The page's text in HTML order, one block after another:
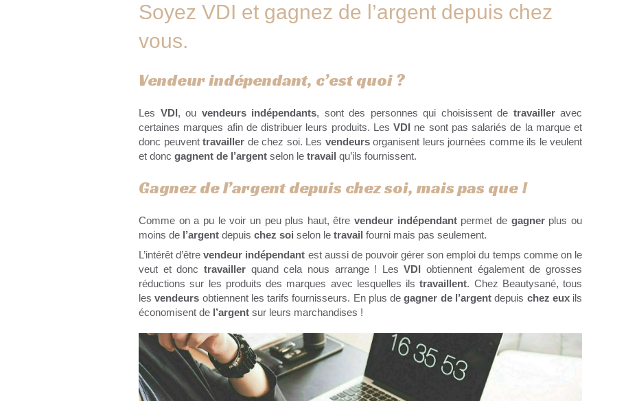
Soyez VDI et gagnez de l’argent depuis chez
vous.
Vendeur indépendant, c’est quoi ?
Les VDI, ou vendeurs indépendants, sont des personnes qui choisissent de travailleravec
certaines marques afin de distribuer leurs produits. Les VDI ne sont pas salariés de la marque et
donc peuvent travailler de chez soi. Les vendeursorganisent leurs journées comme ils le veulent
et donc gagnent de l’argent selon le travail qu’ils fournissent.
Gagnez de l’argent depuis chez soi, mais pas que !
Comme on a pu le voir un peu plus haut, êtrevendeur indépendantpermet de gagnerplus ou
moins de l’argent depuis chez soi selon le travail fourni mais pas seulement.
L’intérêt d’êtrevendeur indépendant est aussi de pouvoir gérer son emploi du temps comme on le
veut et donc travaillerquand cela nous arrange ! LesVDI obtiennent également de grosses
réductions sur les produits des marques avec lesquelles ilstravaillent. Chez Beautysané, tous
lesvendeurs obtiennent les tarifs fournisseurs. En plus degagner de l’argentdepuis chez euxils
économisent de l’argent sur leurs marchandises !